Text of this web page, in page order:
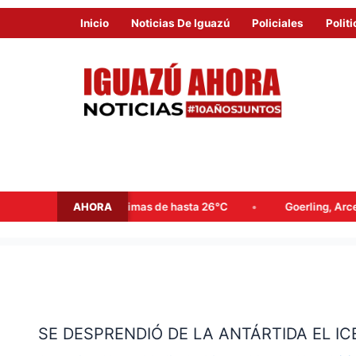
Inicio Noticias De Iguazú Policiales
AHORA
máximas de hasta 26°C Goerling, Arce y Rojas Decut
SE DESPRENDIÓ DE LA ANTÁRTIDA EL
DE